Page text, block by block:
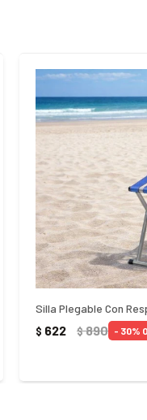
Silla Plegable Con
$ 622 $890 30